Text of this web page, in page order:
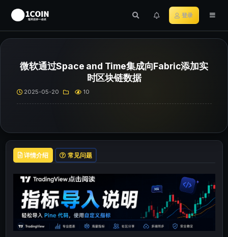
登录
微软通过Space and Time集成向Fabric添加实
时区块链数据
2025-05-20 10
详情介绍 常见问题